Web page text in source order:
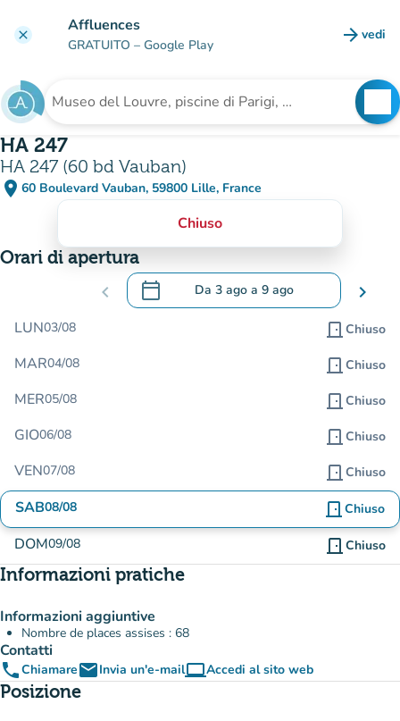
clear Affluences
GRATUITO – Google Play arrow_forward vedi
Cerca una struttura
HA 247
HA 247 (60 bd Vauban)
place 60 Boulevard Vauban, 59800 Lille, France
(apri in Google Maps)
(nuova scheda)
Chiuso
Orari di apertura
chevron_left calendar_today Da 3 ago a 9 ago
.Aprire il calendario per modificare le
chevron_right
LUN03/08 door_front Chiuso
MAR04/08 door_front Chiuso
MER05/08 door_front Chiuso
GIO06/08 door_front Chiuso
VEN07/08 door_front Chiuso
SAB08/08 door_front Chiuso
DOM09/08 door_front Chiuso
Informazioni pratiche
Informazioni aggiuntive
Nombre de places assises : 68
Contatti
phoneChiamareemailInvia un'e-mailcomputerAccedi al sito web
(nuova scheda)
Posizione